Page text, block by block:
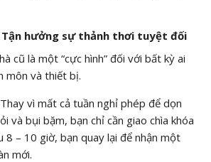
hưởng sự thảnh thơi tuyệt đối
cũ là một “cực hình” đối với bất kỳ ai
môn và thiết bị.
vì mất cả tuần nghỉ phép để dọn
và bụi bặm, bạn chỉ cần giao chìa khóa
8 – 10 giờ, bạn quay lại để nhận một
mới.